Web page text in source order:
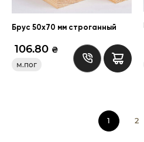
Брус 50х70 мм строганный
₴
106.80
м.пог
1 2